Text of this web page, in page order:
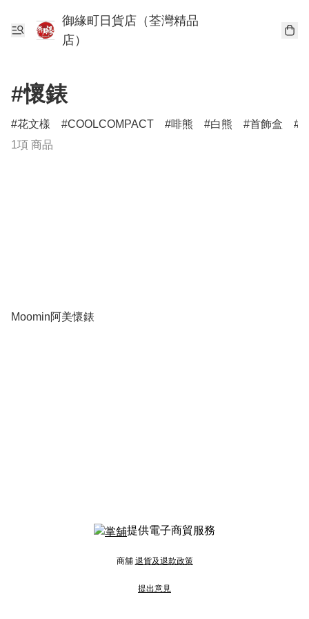
御緣町日貨店（荃灣精品
店）
#懷錶
花文樣 COOLCOMPACT 啡熊 白熊 首飾盒
1項 商品
Moomin阿美懷錶
提供電子商貿服務
商舖 退貨及退款政策
提出意見